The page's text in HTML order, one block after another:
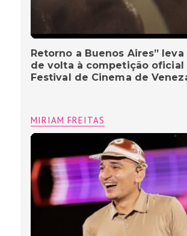
Retorno a Buenos Aires” leva
de volta à competição oficial
Festival de Cinema de
MIRIAM FREITAS